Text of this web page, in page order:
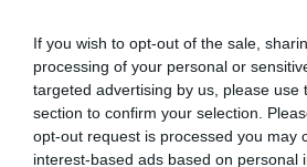
If you wish to opt-out of the sale,
processing of your personal or
targeted advertising by us, please use
section to confirm your selection.
opt-out request is processed you may
interest-based ads based on personal
nastepowalo rozłączenie.
Nie działała klimatyzacja.
Você se hospedaria novamente
detalhes